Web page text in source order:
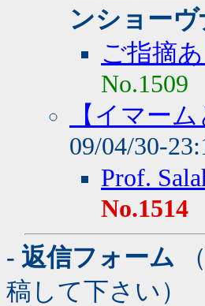
ンショーヴ
ご指摘
No.1509
【イマー
09/04/30-
Prof.
No.1514
- 返信フォーム
稿して下さい）